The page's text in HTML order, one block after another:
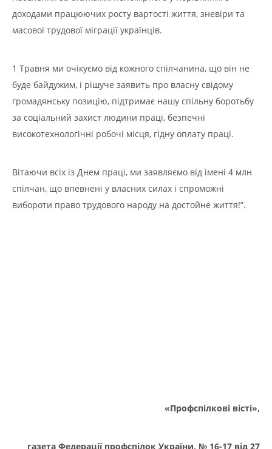
доходами працюючих росту вартості життя, зневіри та
масової трудової міграції українців.
1 Травня ми очікуємо від кожного спілчанина, що він не
буде байдужим, і рішуче заявить про власну свідому
громадянську позицію, підтримає нашу спільну боротьбу
за соціальний захист людини праці, безпечні
високотехнологічні робочі місця, гідну оплату праці.
Вітаючи всіх із Днем праці, ми заявляємо від імені 4 млн
спілчан, що впевнені у власних силах і спроможні
вибороти право трудового народу на достойне життя!”.
«Профспілкові вісті»,
газета Федерації профспілок України, № 16-17 від 27